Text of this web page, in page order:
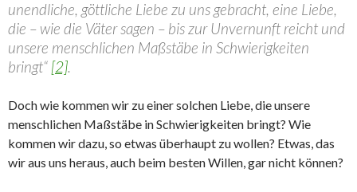
unendliche, göttliche Liebe zu uns gebracht, eine Liebe,
die – wie die Väter sagen – bis zur Unvernunft reicht und
unsere menschlichen Maßstäbe in Schwierigkeiten
bringt“ [2].
Doch wie kommen wir zu einer solchen Liebe, die unsere
menschlichen Maßstäbe in Schwierigkeiten bringt? Wie
kommen wir dazu, so etwas überhaupt zu wollen? Etwas, das
wir aus uns heraus, auch beim besten Willen, gar nicht können?